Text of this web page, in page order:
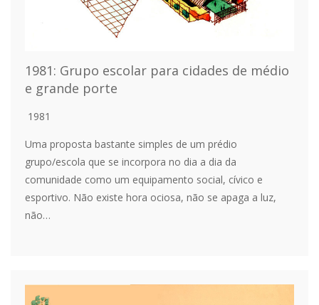
1981: Grupo escolar para cidades de médio
e grande porte
1981
Uma proposta bastante simples de um prédio
grupo/escola que se incorpora no dia a dia da
comunidade como um equipamento social, cívico e
esportivo. Não existe hora ociosa, não se apaga a luz,
não…